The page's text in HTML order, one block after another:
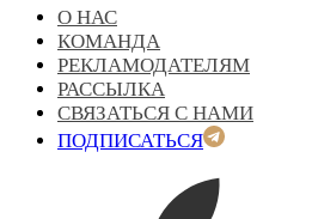
О НАС
КОМАНДА
РЕКЛАМОДАТЕЛЯМ
РАССЫЛКА
СВЯЗАТЬСЯ С НАМИ
ПОДПИСАТЬСЯ